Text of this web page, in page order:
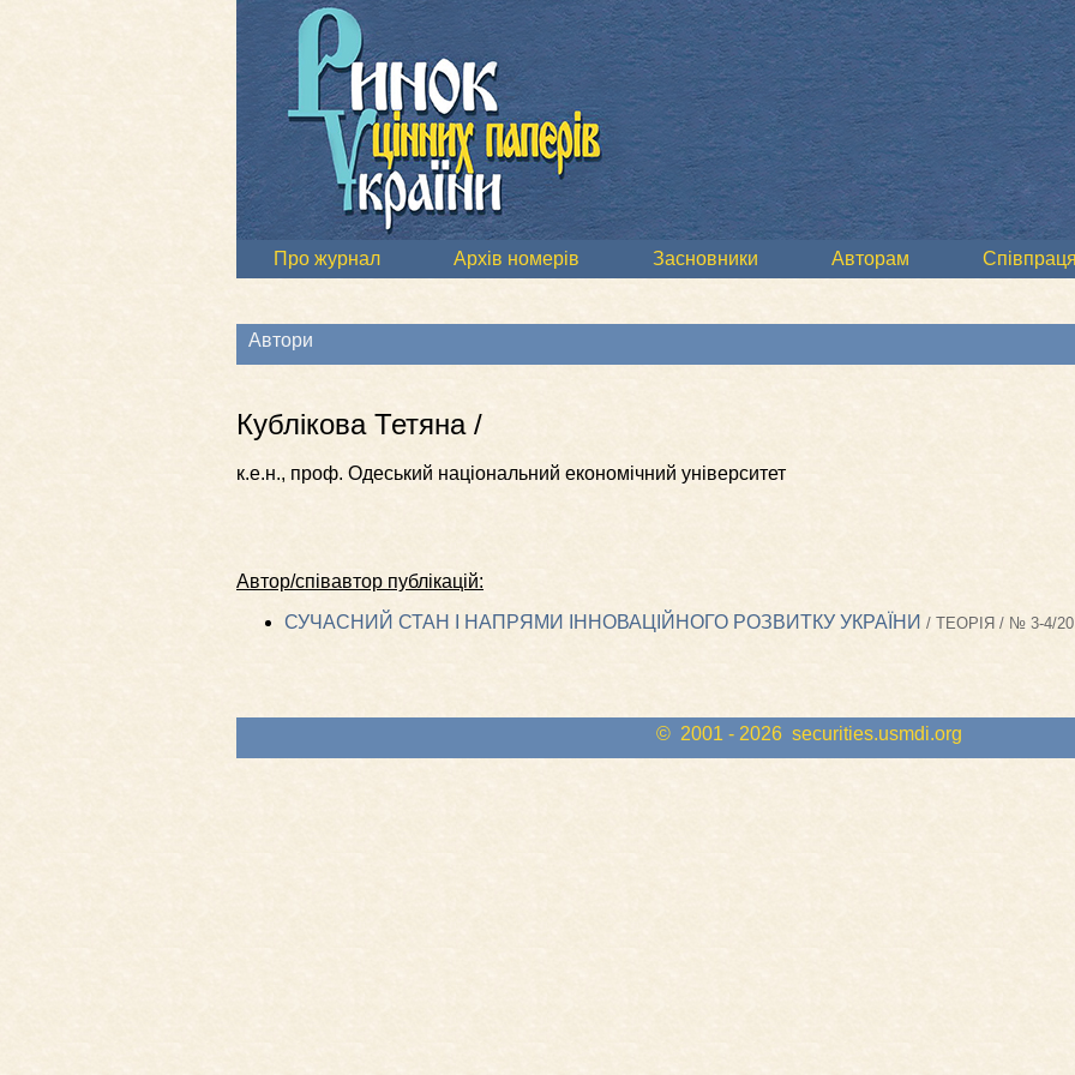
Про журнал Архів номерів Засновники Авторам
Автори
Кублікова Тетяна /
к.е.н., проф. Одеський національний економічний університет
Автор/співавтор публікацій:
СУЧАСНИЙ СТАН І НАПРЯМИ ІННОВАЦІЙНОГО РОЗВИТКУ УКРАЇНИ / ТЕОРІЯ / № 3-4/
© 2001 - 2026 securities.usmdi.org